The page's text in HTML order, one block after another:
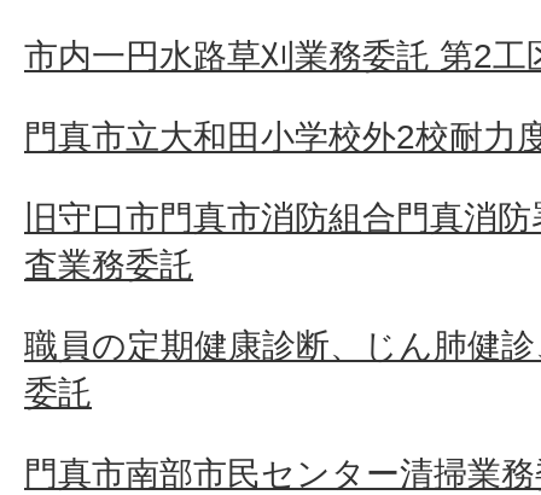
市内一円水路草刈業務委託 第2工
門真市立大和田小学校外2校耐力
旧守口市門真市消防組合門真消
査業務委託
職員の定期健康診断、じん肺健
委託
門真市南部市民センター清掃業